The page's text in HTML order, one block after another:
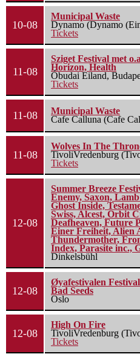
10-08
Municipal Waste
Dynamo (Dynamo
Tickets
11-08
Sziget Festival met
Horizon, Health
Óbudai Eiland,
Tickets
11-08
Municipal Waste
Cafe Calluna (Cafe
11-08
Wolves In The
TivoliVredenburg
Tickets
12-08
Summer Breeze
Enemy, Saxon,
Ghost Inside,
Swiss, Alcest, Orbit
Deafheaven, Future
Einer Freiheit, Alien
Thundermother,
Index, Parasite inc.,
Dinkelsbühl
12-08
Øyafestivalen
Bad Seeds
Oslo
12-08
High On Fire
TivoliVredenburg
Tickets